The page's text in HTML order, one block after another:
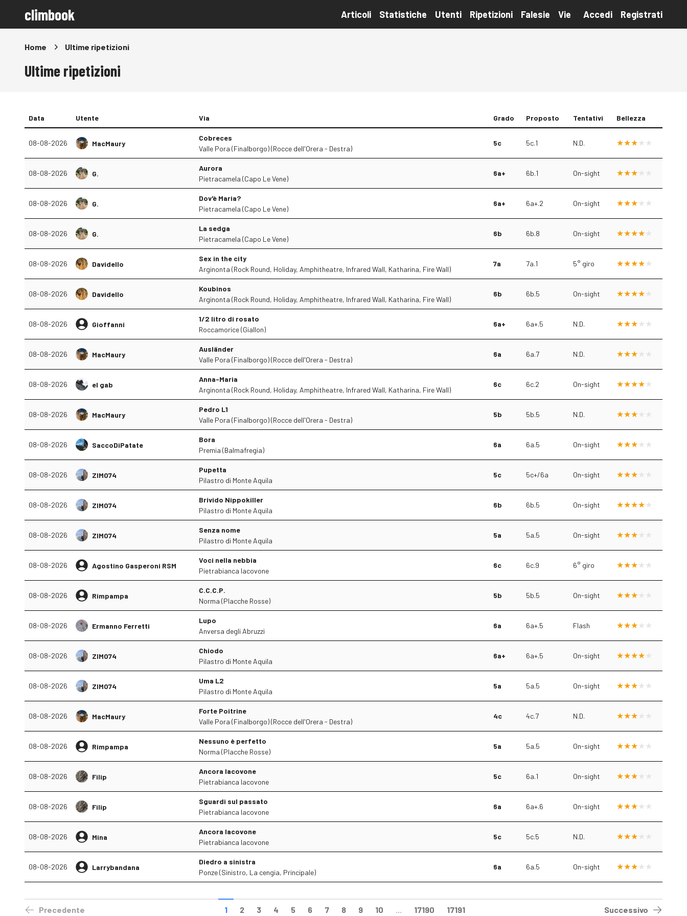
climbook Articoli Statistiche Utenti Ripetizioni Falesie Vie Accedi Registrati
Home Ultime ripetizioni
Ultime ripetizioni
Data Utente Via Grado Proposto Tentativi Bellezza
08-08-2026 MacMaury
Cobreces
Valle Pora (Finalborgo) (Rocce dell'Orera - Destra)
5c 5c.1 N.D.
08-08-2026 G.
Aurora
Pietracamela (Capo Le Vene)
6a+ 6b.1 On-sight
08-08-2026 G.
Dov'è Maria?
Pietracamela (Capo Le Vene)
6a+ 6a+.2 On-sight
08-08-2026 G.
La sedga
Pietracamela (Capo Le Vene)
6b 6b.8 On-sight
08-08-2026 Davidello
Sex in the city
Arginonta (Rock Round, Holiday, Amphitheatre, Infrared Wall, Katharina, Fire Wall)
7a 7a.1 5° giro
08-08-2026 Davidello
Koubinos
Arginonta (Rock Round, Holiday, Amphitheatre, Infrared Wall, Katharina, Fire Wall)
6b 6b.5 On-sight
08-08-2026 Gioffanni
1/2 litro di rosato
Roccamorice (Giallon)
6a+ 6a+.5 N.D.
08-08-2026 MacMaury
Ausländer
Valle Pora (Finalborgo) (Rocce dell'Orera - Destra)
6a 6a.7 N.D.
08-08-2026 el gab
Anna-Maria
Arginonta (Rock Round, Holiday, Amphitheatre, Infrared Wall, Katharina, Fire Wall)
6c 6c.2 On-sight
08-08-2026 MacMaury
Pedro L1
Valle Pora (Finalborgo) (Rocce dell'Orera - Destra)
5b 5b.5 N.D.
08-08-2026 SaccoDiPatate
Bora
Premia (Balmafregia)
6a 6a.5 On-sight
08-08-2026 ZIMO74
Pupetta
Pilastro di Monte Aquila
5c 5c+/6a On-sight
08-08-2026 ZIMO74
Brivido Nippokiller
Pilastro di Monte Aquila
6b 6b.5 On-sight
08-08-2026 ZIMO74
Senza nome
Pilastro di Monte Aquila
5a 5a.5 On-sight
08-08-2026 Agostino Gasperoni RSM
Voci nella nebbia
Pietrabianca Iacovone
6c 6c.9 6° giro
08-08-2026 Rimpampa
C.C.C.P.
Norma (Placche Rosse)
5b 5b.5 On-sight
08-08-2026 Ermanno Ferretti
Lupo
Anversa degli Abruzzi
6a 6a+.5 Flash
08-08-2026 ZIMO74
Chiodo
Pilastro di Monte Aquila
6a+ 6a+.5 On-sight
08-08-2026 ZIMO74
Uma L2
Pilastro di Monte Aquila
5a 5a.5 On-sight
08-08-2026 MacMaury
Forte Poitrine
Valle Pora (Finalborgo) (Rocce dell'Orera - Destra)
4c 4c.7 N.D.
08-08-2026 Rimpampa
Nessuno è perfetto
Norma (Placche Rosse)
5a 5a.5 On-sight
08-08-2026 Filip
Ancora Iacovone
Pietrabianca Iacovone
5c 6a.1 On-sight
08-08-2026 Filip
Sguardi sul passato
Pietrabianca Iacovone
6a 6a+.6 On-sight
08-08-2026 Mina
Ancora Iacovone
Pietrabianca Iacovone
5c 5c.5 N.D.
08-08-2026 Larrybandana
Diedro a sinistra
Ponze (Sinistro, La cengia, Principale)
6a 6a.5 On-sight
Precedente 1 2 3 4 5 6 7 8 9 10 ... 17190 17191 Successivo